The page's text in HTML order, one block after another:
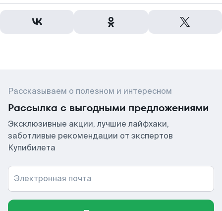
Рассказываем о полезном и интересном
Рассылка с выгодными предложениями
Эксклюзивные акции, лучшие лайфхаки,
заботливые рекомендации от экспертов
Купибилета
Электронная почта